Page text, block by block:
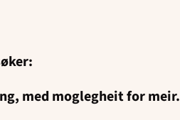
med moglegheit for meir.